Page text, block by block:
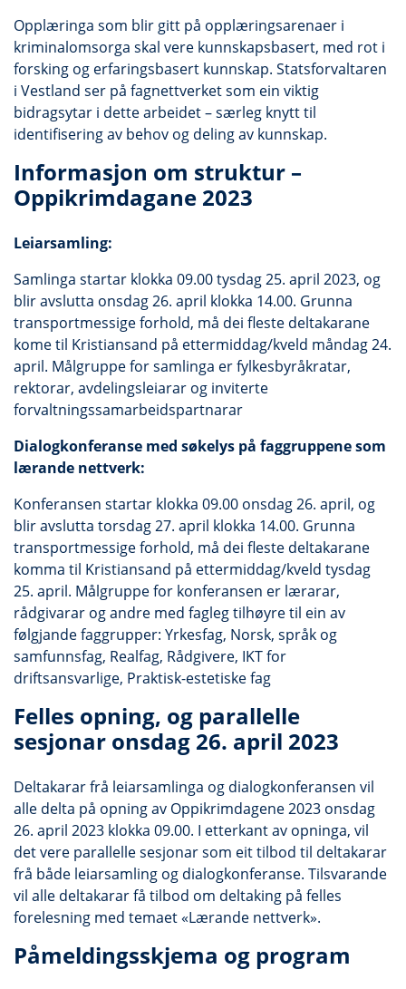
Opplæringa som blir gitt på opplæringsarenaer i
kriminalomsorga skal vere kunnskapsbasert, med rot i
forsking og erfaringsbasert kunnskap. Statsforvaltaren
i Vestland ser på fagnettverket som ein viktig
bidragsytar i dette arbeidet – særleg knytt til
identifisering av behov og deling av kunnskap.
Informasjon om struktur –
Oppikrimdagane 2023
Leiarsamling:
Samlinga startar klokka 09.00 tysdag 25. april 2023, og
blir avslutta onsdag 26. april klokka 14.00. Grunna
transportmessige forhold, må dei fleste deltakarane
kome til Kristiansand på ettermiddag/kveld måndag 24.
april. Målgruppe for samlinga er fylkesbyråkratar,
rektorar, avdelingsleiarar og inviterte
forvaltningssamarbeidspartnarar
Dialogkonferanse med søkelys på faggruppene som
lærande nettverk:
Konferansen startar klokka 09.00 onsdag 26. april, og
blir avslutta torsdag 27. april klokka 14.00. Grunna
transportmessige forhold, må dei fleste deltakarane
komma til Kristiansand på ettermiddag/kveld tysdag
25. april. Målgruppe for konferansen er lærarar,
rådgivarar og andre med fagleg tilhøyre til ein av
følgjande faggrupper: Yrkesfag, Norsk, språk og
samfunnsfag, Realfag, Rådgivere, IKT for
driftsansvarlige, Praktisk-estetiske fag
Felles opning, og parallelle
sesjonar onsdag 26. april 2023
Deltakarar frå leiarsamlinga og dialogkonferansen vil
alle delta på opning av Oppikrimdagene 2023 onsdag
26. april 2023 klokka 09.00. I etterkant av opninga, vil
det vere parallelle sesjonar som eit tilbod til deltakarar
frå både leiarsamling og dialogkonferanse. Tilsvarande
vil alle deltakarar få tilbod om deltaking på felles
forelesning med temaet «Lærande nettverk».
Påmeldingsskjema og program